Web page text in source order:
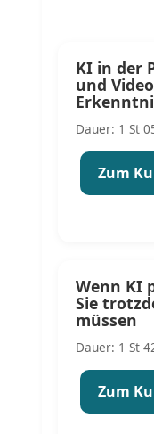
KI in der
und
Dauer: 1 St
Zum
Wenn KI
Sie
müssen
Dauer: 1 St
Zum